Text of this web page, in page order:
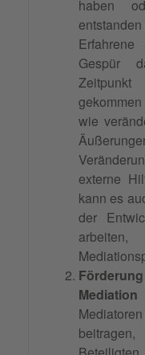
haben
Erfahrene
Gespür
wie
externe
kann es
der
Mediation